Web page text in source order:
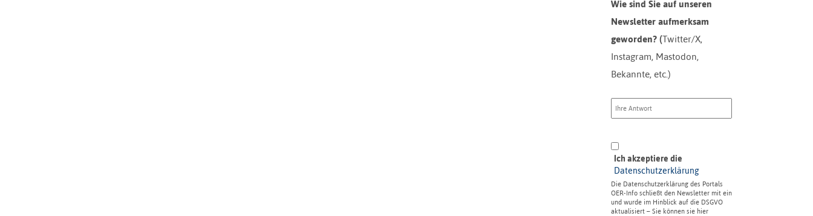
Wie sind Sie auf unseren
Newsletter aufmerksam
geworden? (Twitter/X,
Instagram, Mastodon,
Bekannte, etc.)
Ich akzeptiere die
Datenschutzerklärung
Die Datenschutzerklärung des Portals
OER-Info schließt den Newsletter mit ein
und wurde im Hinblick auf die DSGVO
aktualisiert – Sie können sie hier